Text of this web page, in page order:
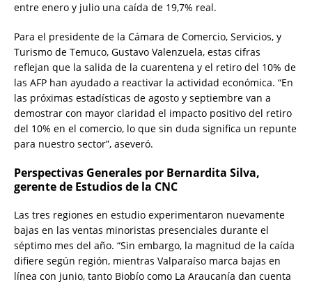
entre enero y julio una caída de 19,7% real.
Para el presidente de la Cámara de Comercio, Servicios, y
Turismo de Temuco, Gustavo Valenzuela, estas cifras
reflejan que la salida de la cuarentena y el retiro del 10% de
las AFP han ayudado a reactivar la actividad económica. “En
las próximas estadísticas de agosto y septiembre van a
demostrar con mayor claridad el impacto positivo del retiro
del 10% en el comercio, lo que sin duda significa un repunte
para nuestro sector”, aseveró.
Perspectivas Generales por Bernardita Silva,
gerente de Estudios de la CNC
Las tres regiones en estudio experimentaron nuevamente
bajas en las ventas minoristas presenciales durante el
séptimo mes del año. “Sin embargo, la magnitud de la caída
difiere según región, mientras Valparaíso marca bajas en
línea con junio, tanto Biobío como La Araucanía dan cuenta